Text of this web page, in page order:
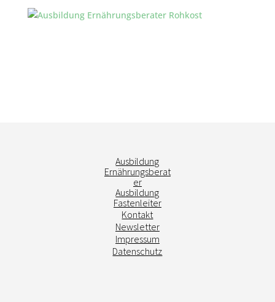
Ausbildung
Ernährungsberat
er
Ausbildung
Fastenleiter
Kontakt
Newsletter
Impressum
Datenschutz